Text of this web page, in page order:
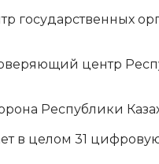
государственных
центр
Республики
в целом 31